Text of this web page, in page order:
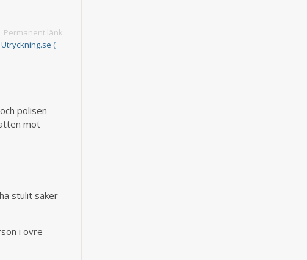
Permanent länk
Utryckning.se (
polisen
mot
stulit saker
i övre